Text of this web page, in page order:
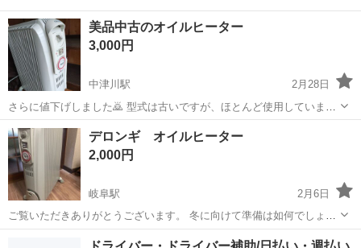
美品中古のオイルヒーター
3,000円
中津川駅
2月28日
さらに値下げしました🙇 型式は古いですが、ほとんど使用していませ
ん。使わないときは袋をかけていたので比較的キレイだと思います。
取説一式揃っております 引き取り限定で、お譲り致します🙇
岐阜 中津川市 中津川駅 季節、空調家電
デロンギ オイルヒーター
2,000円
岐阜駅
2月6日
ご覧いただきありがとうございます。 冬に向けて準備は如何でしょう
か？暖房で乾燥が気になる方におススメです。 オイルヒーターなので
岐阜駅 季節、空調家電 デロンギ